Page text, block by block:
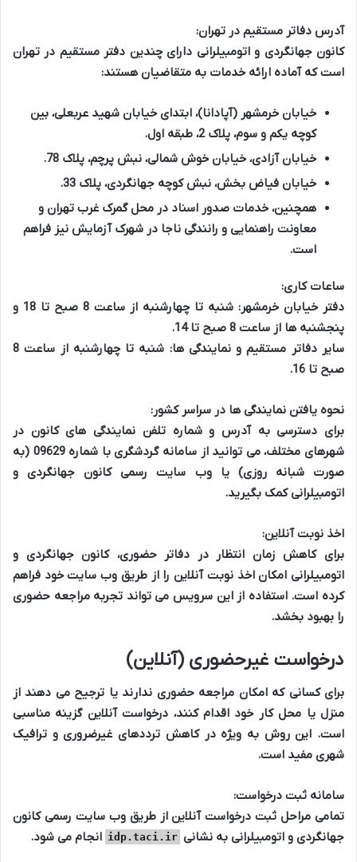
آدرس دفاتر مستقیم در تهران:
کانون جهانگردی و اتومبیلرانی دارای چندین دفتر مستقیم در تهران
است که آماده ارائه خدمات به متقاضیان هستند:
خیابان خرمشهر (آپادانا)، ابتدای خیابان شهید عربعلی، بین
کوچه یکم و سوم، پلاک 2، طبقه اول.
خیابان آزادی، خیابان خوش شمالی، نبش پرچم، پلاک 78.
خیابان فیاض بخش، نبش کوچه جهانگردی، پلاک 33.
همچنین، خدمات صدور اسناد در محل گمرک غرب تهران و
معاونت راهنمایی و رانندگی ناجا در شهرک آزمایش نیز فراهم
است.
ساعات کاری:
دفتر خیابان خرمشهر: شنبه تا چهارشنبه از ساعت 8 صبح تا 18 و
پنجشنبه ها از ساعت 8 صبح تا 14.
سایر دفاتر مستقیم و نمایندگی ها: شنبه تا چهارشنبه از ساعت 8
صبح تا 16.
نحوه یافتن نمایندگی ها در سراسر کشور:
برای دسترسی به آدرس و شماره تلفن نمایندگی های کانون در
شهرهای مختلف، می توانید از سامانه گردشگری با شماره 09629 (به
صورت شبانه روزی) یا وب سایت رسمی کانون جهانگردی و
اتومبیلرانی کمک بگیرید.
اخذ نوبت آنلاین:
برای کاهش زمان انتظار در دفاتر حضوری، کانون جهانگردی و
اتومبیلرانی امکان اخذ نوبت آنلاین را از طریق وب سایت خود فراهم
کرده است. استفاده از این سرویس می تواند تجربه مراجعه حضوری
را بهبود بخشد.
درخواست غیرحضوری (آنلاین)
برای کسانی که امکان مراجعه حضوری ندارند یا ترجیح می دهند از
منزل یا محل کار خود اقدام کنند، درخواست آنلاین گزینه مناسبی
است. این روش به ویژه در کاهش ترددهای غیرضروری و ترافیک
شهری مفید است.
سامانه ثبت درخواست:
تمامی مراحل ثبت درخواست آنلاین از طریق وب سایت رسمی کانون
جهانگردی و اتومبیلرانی به نشانی idp.taci.ir انجام می شود.